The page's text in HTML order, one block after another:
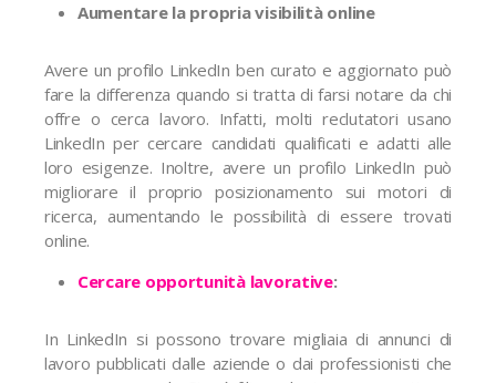
Aumentare la propria visibilità online
Avere un profilo LinkedIn ben curato e aggiornato può
fare la differenza quando si tratta di farsi notare da chi
offre o cerca lavoro. Infatti, molti reclutatori usano
LinkedIn per cercare candidati qualificati e adatti alle
loro esigenze. Inoltre, avere un profilo LinkedIn può
migliorare il proprio posizionamento sui motori di
ricerca, aumentando le possibilità di essere trovati
online.
Cercare opportunità lavorative:
In LinkedIn si possono trovare migliaia di annunci di
lavoro pubblicati dalle aziende o dai professionisti che